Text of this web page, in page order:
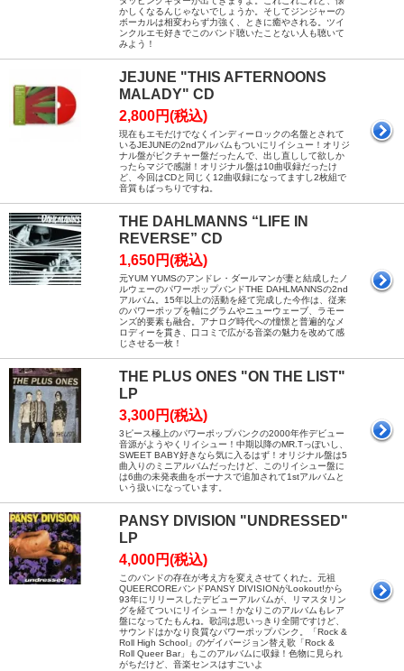
かしくなるんじゃないでしょうか。そしてジンジャーの
ボーカルは相変わらず力強く、ときに癒やされる。ツイ
ンクルエモ好きでこのバンド聴いたことない人も聴いて
みよう！
JEJUNE "THIS AFTERNOONS
MALADY" CD
2,800円(税込)
現在もエモだけでなくインディーロックの名盤とされて
いるJEJUNEの2ndアルバムもついにリイシュー！オリジ
ナル盤がピクチャー盤だったんで、出し直しして欲しか
ったらマジで感謝！オリジナル盤は10曲収録だったけ
ど、今回はCDと同じく12曲収録になってますし2枚組で
音質もばっちりですね。
THE DAHLMANNS “LIFE IN
REVERSE” CD
1,650円(税込)
元YUM YUMSのアンドレ・ダールマンが妻と結成したノ
ルウェーのパワーポップバンドTHE DAHLMANNSの2nd
アルバム。15年以上の活動を経て完成した今作は、従来
のパワーポップを軸にグラムやニューウェーブ、ラモー
ンズ的要素も融合。アナログ時代への憧憬と普遍的なメ
ロディーを貫き、口コミで広がる音楽の魅力を改めて感
じさせる一枚！
THE PLUS ONES "ON THE LIST"
LP
3,300円(税込)
3ピース極上のパワーポップパンクの2000年作デビュー
音源がようやくリイシュー！中期以降のMR.Tっぽいし、
SWEET BABY好きなら気に入るはず！オリジナル盤は5
曲入りのミニアルバムだったけど、このリイシュー盤に
は6曲の未発表曲をボーナスで追加されて1stアルバムと
いう扱いになっています。
PANSY DIVISION "UNDRESSED"
LP
4,000円(税込)
このバンドの存在が考え方を変えさせてくれた。元祖
QUEERCOREバンドPANSY DIVISIONがLookout!から
93年にリリースしたデビューアルバムが、リマスタリン
グを経てついにリイシュー！かなりこのアルバムもレア
盤になってたもんね。歌詞は思いっきり全開ですけど、
サウンドはかなり良質なパワーポップパンク。「Rock &
Roll High School」のゲイバージョン替え歌「Rock &
Roll Queer Bar」もこのアルバムに収録！色物に見られ
がちだけど、音楽センスはすごいよ